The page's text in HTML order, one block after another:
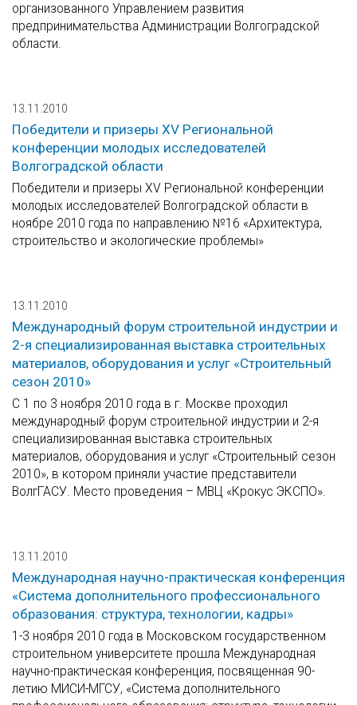
организованного Управлением развития
предпринимательства Администрации Волгоградской
области.
13.11.2010
Победители и призеры XV Региональной
конференции молодых исследователей
Волгоградской области
Победители и призеры XV Региональной конференции
молодых исследователей Волгоградской области в
ноябре 2010 года по направлению №16 «Архитектура,
строительство и экологические проблемы»
13.11.2010
Международный форум строительной индустрии и
2-я специализированная выставка строительных
материалов, оборудования и услуг «Строительный
сезон 2010»
С 1 по 3 ноября 2010 года в г. Москве проходил
международный форум строительной индустрии и 2-я
специализированная выставка строительных
материалов, оборудования и услуг «Строительный сезон
2010», в котором приняли участие представители
ВолгГАСУ. Место проведения – МВЦ «Крокус ЭКСПО».
13.11.2010
Международная научно-практическая конференция
«Система дополнительного профессионального
образования: структура, технологии, кадры»
1-3 ноября 2010 года в Московском государственном
строительном университете прошла Международная
научно-практическая конференция, посвященная 90-
летию МИСИ-МГСУ, «Система дополнительного